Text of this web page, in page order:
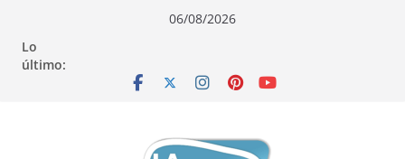
contenido
navegación
contenido
06/08/2026
Lo
último: